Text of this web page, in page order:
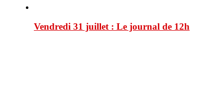
Vendredi 31 juillet : Le journal de 12h